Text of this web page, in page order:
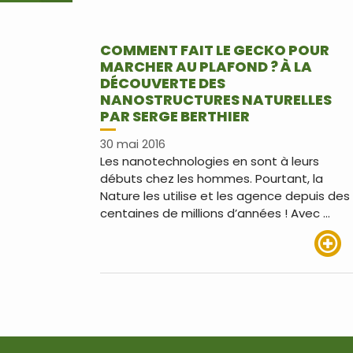
COMMENT FAIT LE GECKO POUR
MARCHER AU PLAFOND ? À LA
DÉCOUVERTE DES
NANOSTRUCTURES NATURELLES
PAR SERGE BERTHIER
30 mai 2016
Les nanotechnologies en sont à leurs
débuts chez les hommes. Pourtant, la
Nature les utilise et les agence depuis des
centaines de millions d’années ! Avec …